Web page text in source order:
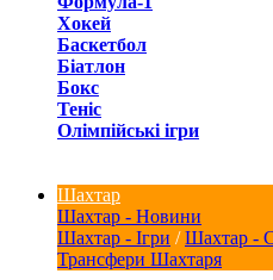
Хокей
Баскетбол
Біатлон
Бокс
Теніс
Олімпійські ігри
Шахтар
Шахтар - Новини
Шахтар - Ігри /Шахтар -
Трансфери Шахтаря